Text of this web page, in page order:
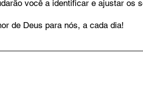
você a identificar e ajustar os
de Deus para nós, a cada dia!